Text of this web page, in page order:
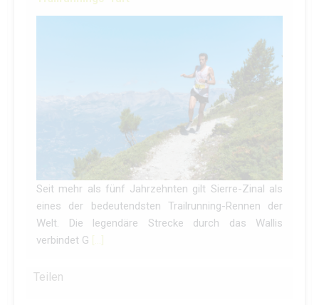
Seit mehr als fünf Jahrzehnten gilt Sierre-Zinal als
eines der bedeutendsten Trailrunning-Rennen der
Welt. Die legendäre Strecke durch das Wallis
verbindet G […]
Teilen